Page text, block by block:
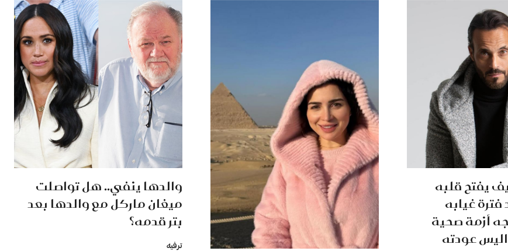
يفتح قلبه
غيابه
أزمة صحية
عودته
والدها ينفي.. هل تواصلت
ميغان ماركل مع والدها بعد
بتر قدمه؟
ترفيه